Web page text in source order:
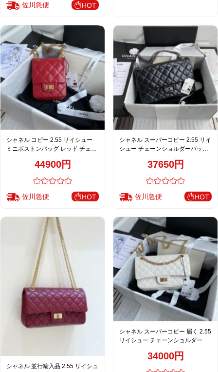
佐川急便 HOT
シャネル コピー 2.55 リイシュー
ミニボストンバッグ レッド チェー
44900円
佐川急便 HOT
シャネル スーパーコピー 2.55 リイ
シュー チェーンショルダーバッグ
37650円
佐川急便 HOT
シャネル 並行輸入品 2.55 リイシュ
シャネル スーパーコピー 届く 2.55
リイシュー チェーンショルダーバ
34000円